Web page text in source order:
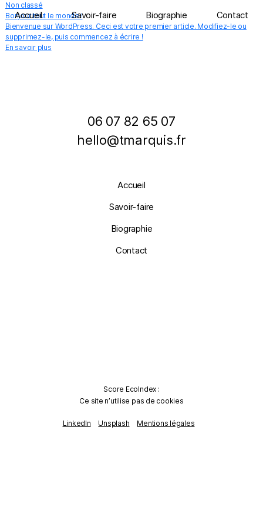
Accueil Savoir-faire Biographie Contact
Non classé
Bonjour tout le monde !
Bienvenue sur WordPress. Ceci est votre premier article. Modifiez-le ou
supprimez-le, puis commencez à écrire !
En savoir plus
06 07 82 65 07
hello@tmarquis.fr
Accueil
Savoir-faire
Biographie
Contact
Score EcoIndex :
Ce site n’utilise pas de cookies
LinkedIn Unsplash Mentions légales